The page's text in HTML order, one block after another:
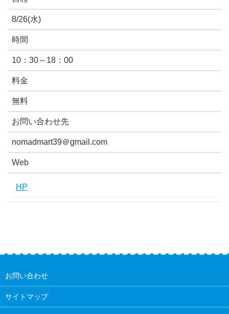
8/26(水)
時間
10：30～18：00
料金
無料
お問い合わせ先
nomadmart39＠gmail.com
Web
HP
お問い合わせ
サイトマップ